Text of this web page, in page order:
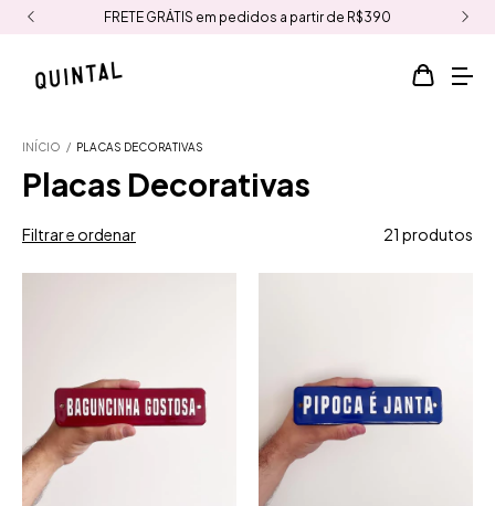
Envios para todo o BRASIL
INÍCIO / PLACAS DECORATIVAS
Placas Decorativas
Filtrar e ordenar 21 produtos